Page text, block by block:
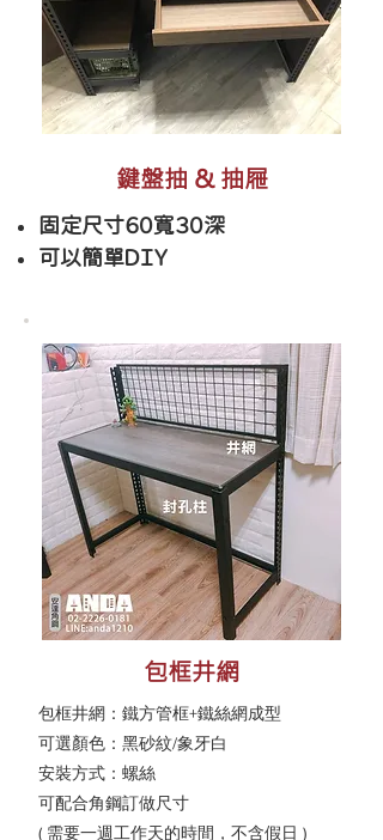
​鍵盤抽 & 抽屜
固定尺寸６０寬３０深
​可以簡單ＤＩＹ
包框井網
包框井網：鐵方管框+鐵絲網成型
可選顏色：黑砂紋/象牙白
安裝方式：螺絲
可配合角鋼訂做尺寸
​( 需要一週工作天的時間，不含假日 )